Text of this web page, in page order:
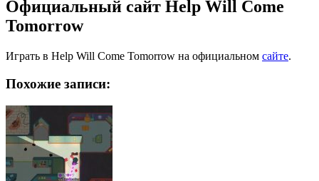
Официальный сайт Help Will Come
Tomorrow
Играть в Help Will Come Tomorrow на официальном сайте.
Похожие записи: